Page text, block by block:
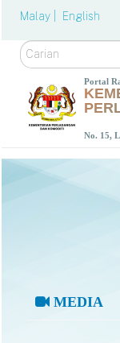
Malay | English
Carian
Portal
No. 15,
MEDIA